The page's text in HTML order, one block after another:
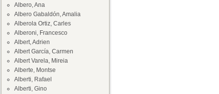
Albero, Ana
Albero Gabaldón, Amalia
Alberola Ortiz, Carles
Alberoni, Francesco
Albert, Adrien
Albert García, Carmen
Albert Varela, Mireia
Alberte, Montse
Alberti, Rafael
Alberti, Gino